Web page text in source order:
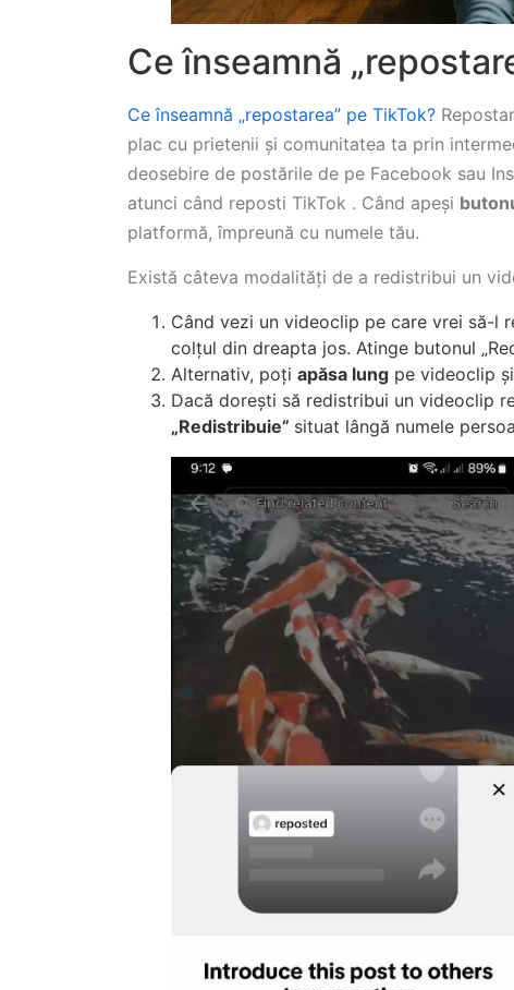
Ce înseamnă
Ce înseamnă „repostarea” pe TikTok?
plac cu prietenii și comunitatea ta prin
deosebire de postările de pe Facebook sau
atunci când reposti TikTok . Când apeși
platformă, împreună cu numele tău.
Există câteva modalități de a redistribui un
Când vezi un videoclip pe care vrei să-l
colțul din dreapta jos. Atinge butonul
Alternativ, poți apăsa lung pe videoclip
Dacă dorești să redistribui un videoclip
„Redistribuie” situat lângă numele